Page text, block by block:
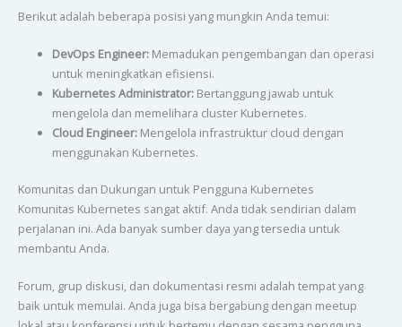
Berikut adalah beberapa posisi yang mungkin Anda temui:
DevOps Engineer:Memadukan pengembangan dan operasi
untuk meningkatkan efisiensi.
Kubernetes Administrator:Bertanggung jawab untuk
mengelola dan memelihara cluster Kubernetes.
Cloud Engineer:Mengelola infrastruktur cloud dengan
menggunakan Kubernetes.
Komunitas dan Dukungan untuk Pengguna Kubernetes
Komunitas Kubernetes sangat aktif. Anda tidak sendirian dalam
perjalanan ini. Ada banyak sumber daya yang tersedia untuk
membantu Anda.
Forum, grup diskusi, dan dokumentasi resmi adalah tempat yang
baik untuk memulai. Anda juga bisa bergabung dengan meetup